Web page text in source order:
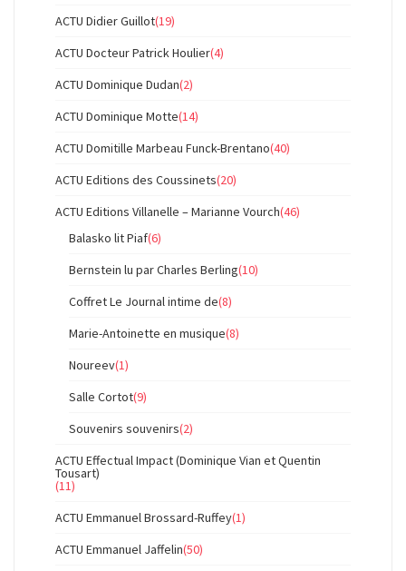
ACTU Didier Guillot(19)
ACTU Docteur Patrick Houlier(4)
ACTU Dominique Dudan(2)
ACTU Dominique Motte(14)
ACTU Domitille Marbeau Funck-Brentano(40)
ACTU Editions des Coussinets(20)
ACTU Editions Villanelle – Marianne Vourch(46)
Balasko lit Piaf(6)
Bernstein lu par Charles Berling(10)
Coffret Le Journal intime de(8)
Marie-Antoinette en musique(8)
Noureev(1)
Salle Cortot(9)
Souvenirs souvenirs(2)
ACTU Effectual Impact (Dominique Vian et Quentin
Tousart)
(11)
ACTU Emmanuel Brossard-Ruffey(1)
ACTU Emmanuel Jaffelin(50)